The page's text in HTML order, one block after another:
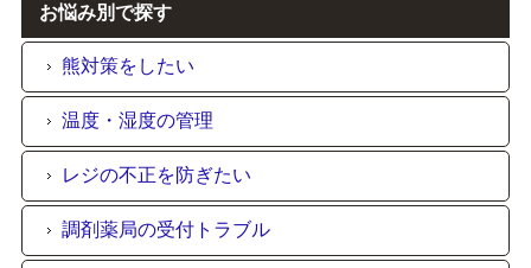
SRN-473KSN 詳細
お悩み別で探す
熊対策をしたい
温度・湿度の管理
レジの不正を防ぎたい
調剤薬局の受付トラブル